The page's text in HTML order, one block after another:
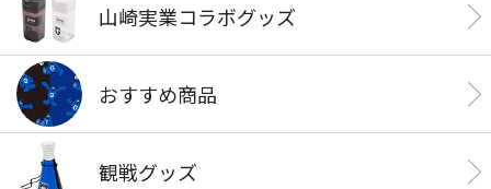
山崎実業コラボグッズ
おすすめ商品
観戦グッズ